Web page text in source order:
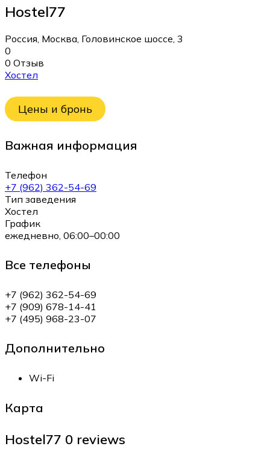
Hostel77
Россия, Москва, Головинское шоссе, 3
0
0 Отзыв
Хостел
Цены и бронь
Важная информация
Телефон
+7 (962) 362-54-69
Тип заведения
Хостел
График
ежедневно, 06:00–00:00
Все телефоны
+7 (962) 362-54-69
+7 (909) 678-14-41
+7 (495) 968-23-07
Дополнительно
Wi-Fi
Карта
Hostel77 0 reviews